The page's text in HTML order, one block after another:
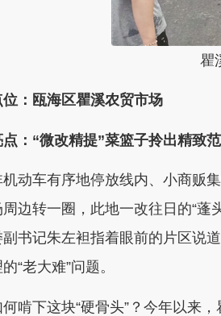
瞿溪
瓯海区瞿溪农贸市场
“微改精提”菜篮子拎出精致
车有序地停放线内、小商贩集
边转一圈，此地一改往日的“蓬
副书记朱左袒指着眼前的片区说
“老大难”问题。
下这块“硬骨头”？今年以来，